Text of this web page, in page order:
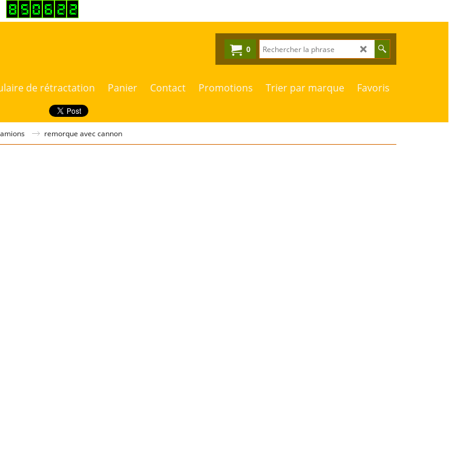
0
de rétractation Panier Contact Promotions Trier par marque Favoris
remorque avec cannon